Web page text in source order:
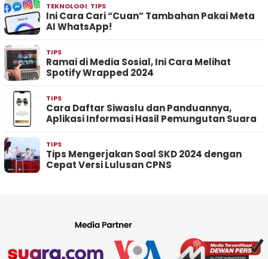
TEKNOLOGI, TIPS
Ini Cara Cari “Cuan” Tambahan Pakai Meta
AI WhatsApp!
TIPS
Ramai di Media Sosial, Ini Cara Melihat
Spotify Wrapped 2024
TIPS
Cara Daftar Siwaslu dan Panduannya,
Aplikasi Informasi Hasil Pemungutan Suara
TIPS
Tips Mengerjakan Soal SKD 2024 dengan
Cepat Versi Lulusan CPNS